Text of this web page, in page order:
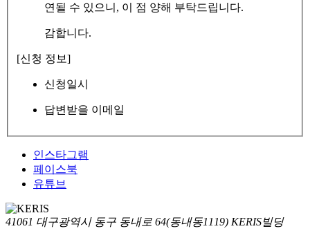
연될 수 있으니, 이 점 양해 부탁드립니다.
감합니다.
[신청 정보]
신청일시
답변받을 이메일
인스타그램
페이스북
유튜브
41061 대구광역시 동구 동내로 64(동내동1119) KERIS빌딩